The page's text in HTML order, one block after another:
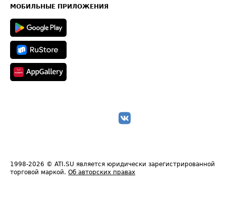
Техническая информация
МОБИЛЬНЫЕ ПРИЛОЖЕНИЯ
1998-2026 © ATI.SU является юридически зарегистрированной
торговой маркой. Об авторских правах